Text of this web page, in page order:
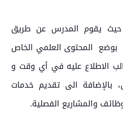
يقوم المدرس عن طريق
بوضع المحتوى العلمي الخاص
الاطلاع عليه في أي وقت و
بالإضافة الى تقديم خدمات
والمشاريع الفصلية.